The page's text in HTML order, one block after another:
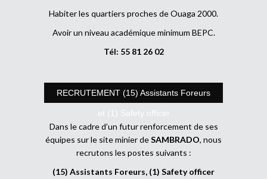
Habiter les quartiers proches de Ouaga 2000.
Avoir un niveau académique minimum BEPC.
Tél: 55 81 26 02
RECRUTEMENT (15) Assistants Foreurs
et (1) Safety officer
Dans le cadre d’un futur renforcement de ses
équipes sur le site minier deSAMBRADO, nous
recrutons les postes suivants :
(15) Assistants Foreurs, (1) Safety officer